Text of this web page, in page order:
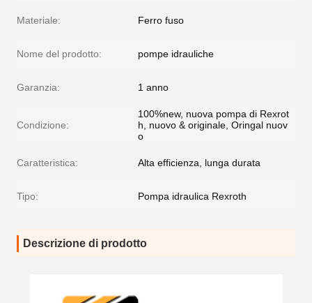
Materiale: Ferro fuso
Nome del prodotto: pompe idrauliche
Garanzia: 1 anno
Condizione:
100%new, nuova pompa di Rexrot
h, nuovo & originale, Oringal nuov
o
Caratteristica: Alta efficienza, lunga durata
Tipo: Pompa idraulica Rexroth
Descrizione di prodotto